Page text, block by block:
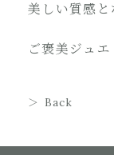
美しい質感と
ご褒美ジュ
Back